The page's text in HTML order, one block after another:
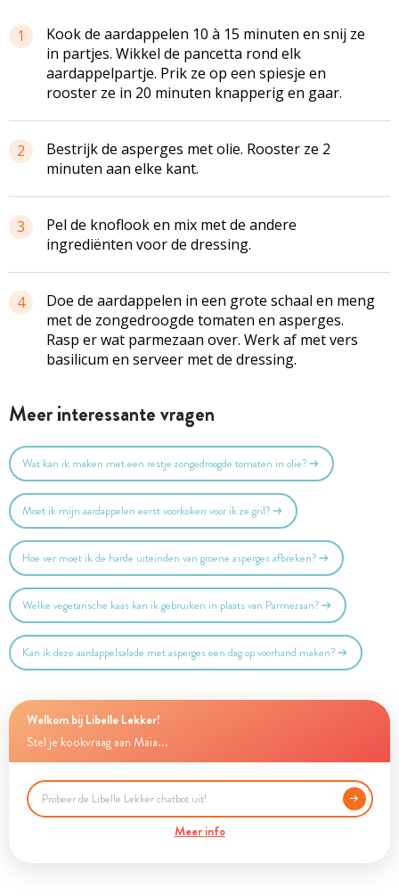
1
Kook de aardappelen 10 à 15 minuten en snij ze
in partjes. Wikkel de pancetta rond elk
aardappelpartje. Prik ze op een spiesje en
rooster ze in 20 minuten knapperig en gaar.
2
Bestrijk de asperges met olie. Rooster ze 2
minuten aan elke kant.
3
Pel de knoflook en mix met de andere
ingrediënten voor de dressing.
4
Doe de aardappelen in een grote schaal en meng
met de zongedroogde tomaten en asperges.
Rasp er wat parmezaan over. Werk af met vers
basilicum en serveer met de dressing.
Meer interessante vragen
Wat kan ik maken met een restje zongedroogde tomaten in olie?
Moet ik mijn aardappelen eerst voorkoken voor ik ze gril?
Hoe ver moet ik de harde uiteinden van groene asperges afbreken?
Welke vegetarische kaas kan ik gebruiken in plaats van Parmezaan?
Kan ik deze aardappelsalade met asperges een dag op voorhand maken?
Welkom bij Libelle Lekker!
Stel je kookvraag aan Maia...
Meer info